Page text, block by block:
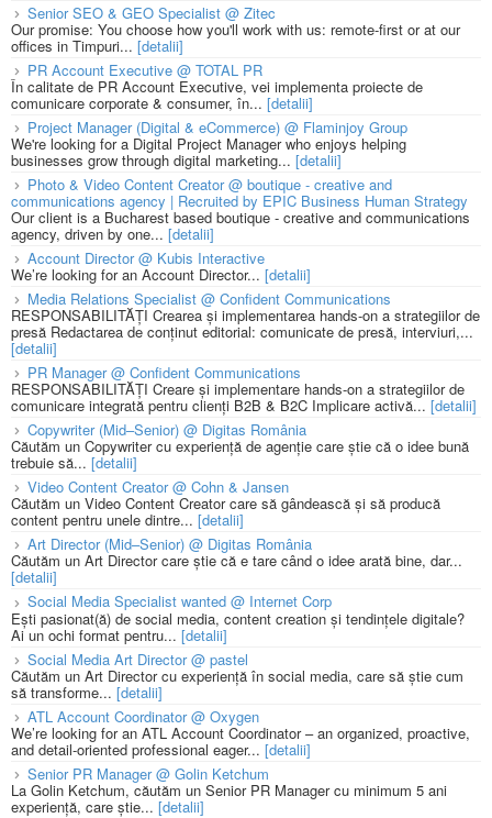
Senior SEO & GEO Specialist @ Zitec
Our promise: You choose how you'll work with us: remote-first or at our
offices in Timpuri... [detalii]
PR Account Executive @ TOTAL PR
În calitate de PR Account Executive, vei implementa proiecte de
comunicare corporate & consumer, în... [detalii]
Project Manager (Digital & eCommerce) @ Flaminjoy Group
We're looking for a Digital Project Manager who enjoys helping
businesses grow through digital marketing... [detalii]
Photo & Video Content Creator @ boutique - creative and
communications agency | Recruited by EPIC Business Human Strategy
Our client is a Bucharest based boutique - creative and communications
agency, driven by one... [detalii]
Account Director @ Kubis Interactive
We’re looking for an Account Director... [detalii]
Media Relations Specialist @ Confident Communications
RESPONSABILITĂȚI Crearea și implementarea hands-on a strategiilor de
presă Redactarea de conținut editorial: comunicate de presă, interviuri,...
[detalii]
PR Manager @ Confident Communications
RESPONSABILITĂȚI Creare și implementare hands-on a strategiilor de
comunicare integrată pentru clienți B2B & B2C Implicare activă... [detalii]
Copywriter (Mid–Senior) @ Digitas România
Căutăm un Copywriter cu experiență de agenție care știe că o idee bună
trebuie să... [detalii]
Video Content Creator @ Cohn & Jansen
Căutăm un Video Content Creator care să gândească și să producă
content pentru unele dintre... [detalii]
Art Director (Mid–Senior) @ Digitas România
Căutăm un Art Director care știe că e tare când o idee arată bine, dar...
[detalii]
Social Media Specialist wanted @ Internet Corp
Ești pasionat(ă) de social media, content creation și tendințele digitale?
Ai un ochi format pentru... [detalii]
Social Media Art Director @ pastel
Căutăm un Art Director cu experiență în social media, care să știe cum
să transforme... [detalii]
ATL Account Coordinator @ Oxygen
We’re looking for an ATL Account Coordinator – an organized, proactive,
and detail-oriented professional eager... [detalii]
Senior PR Manager @ Golin Ketchum
La Golin Ketchum, căutăm un Senior PR Manager cu minimum 5 ani
experiență, care știe... [detalii]